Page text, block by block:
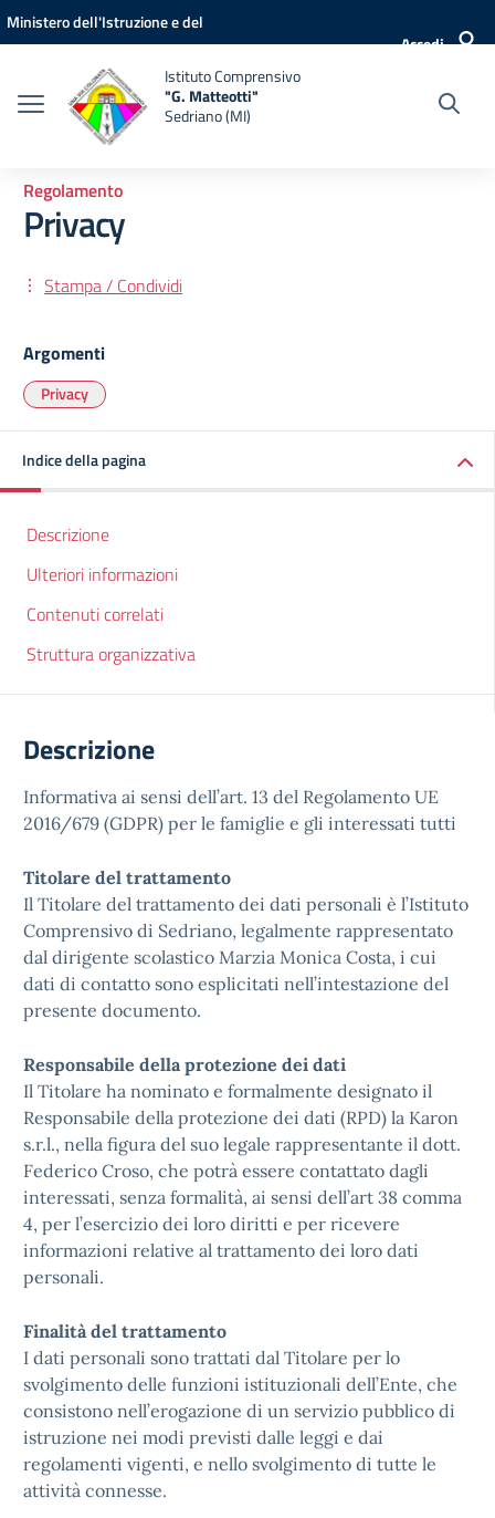
Vai ai contenuti
Vai al menu di navigazione
Vai al footer
Ministero dell'Istruzione e del
Accedi
Istituto Comprensivo
"G. Matteotti"
Sedriano (MI)
Regolamento
Privacy
Stampa / Condividi
Argomenti
Privacy
Indice della pagina
Descrizione
Ulteriori informazioni
Contenuti correlati
Struttura organizzativa
Descrizione
Informativa ai sensi dell’art. 13 del Regolamento UE
2016/679 (GDPR) per le famiglie e gli interessati tutti
Titolare del trattamento
Il Titolare del trattamento dei dati personali è l’Istituto
Comprensivo di Sedriano, legalmente rappresentato
dal dirigente scolastico Marzia Monica Costa, i cui
dati di contatto sono esplicitati nell’intestazione del
presente documento.
Responsabile della protezione dei dati
Il Titolare ha nominato e formalmente designato il
Responsabile della protezione dei dati (RPD) la Karon
s.r.l., nella figura del suo legale rappresentante il dott.
Federico Croso, che potrà essere contattato dagli
interessati, senza formalità, ai sensi dell’art 38 comma
4, per l’esercizio dei loro diritti e per ricevere
informazioni relative al trattamento dei loro dati
personali.
Finalità del trattamento
I dati personali sono trattati dal Titolare per lo
svolgimento delle funzioni istituzionali dell’Ente, che
consistono nell’erogazione di un servizio pubblico di
istruzione nei modi previsti dalle leggi e dai
regolamenti vigenti, e nello svolgimento di tutte le
attività connesse.